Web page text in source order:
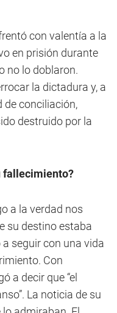
con valentía a la
en prisión durante
no lo doblaron.
la dictadura y, a
de conciliación,
destruido por la
fallecimiento?
a la verdad nos
su destino estaba
seguir con una vida
Con
a decir que “el
La noticia de su